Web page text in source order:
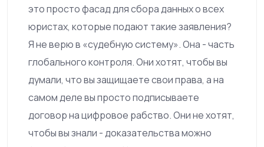
это просто фасад для сбора данных о всех
юристах, которые подают такие заявления?
Я не верю в «судебную систему». Она - часть
глобального контроля. Они хотят, чтобы вы
думали, что вы защищаете свои права, а на
самом деле вы просто подписываете
договор на цифровое рабство. Они не хотят,
чтобы вы знали - доказательства можно